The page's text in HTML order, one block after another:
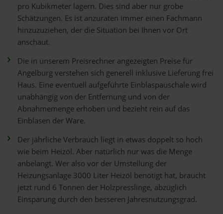
pro Kubikmeter lagern. Dies sind aber nur grobe
Schätzungen. Es ist anzuraten immer einen Fachmann
hinzuzuziehen, der die Situation bei Ihnen vor Ort
anschaut.
Die in unserem Preisrechner angezeigten Preise für
Angelburg verstehen sich generell inklusive Lieferung frei
Haus. Eine eventuell aufgeführte Einblaspauschale wird
unabhängig von der Entfernung und von der
Abnahmemenge erhoben und bezieht rein auf das
Einblasen der Ware.
Der jährliche Verbrauch liegt in etwas doppelt so hoch
wie beim Heizöl. Aber natürlich nur was die Menge
anbelangt. Wer also vor der Umstellung der
Heizungsanlage 3000 Liter Heizöl benötigt hat, braucht
jetzt rund 6 Tonnen der Holzpresslinge, abzüglich
Einsparung durch den besseren Jahresnutzungsgrad.